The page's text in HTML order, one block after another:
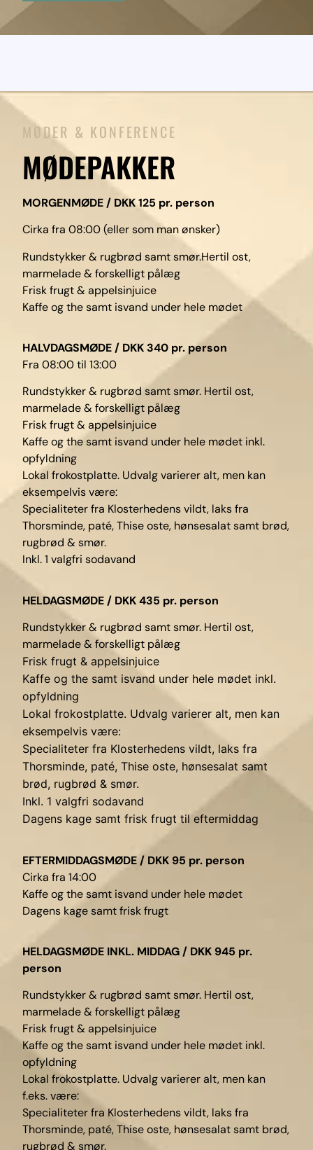
MØDER & KONFERENCE
MØDEPAKKER
MORGENMØDE / DKK 125 pr. person
Cirka fra 08:00 (eller som man ønsker)
Rundstykker & rugbrød samt smør.Hertil ost,
marmelade & forskelligt pålæg
Frisk frugt & appelsinjuice
Kaffe og the samt isvand under hele mødet
HALVDAGSMØDE / DKK 340 pr. person
Fra 08:00 til 13:00
Rundstykker & rugbrød samt smør. Hertil ost,
marmelade & forskelligt pålæg
Frisk frugt & appelsinjuice
Kaffe og the samt isvand under hele mødet inkl.
opfyldning
Lokal frokostplatte. Udvalg varierer alt, men kan
eksempelvis være:
Specialiteter fra Klosterhedens vildt, laks fra
Thorsminde, paté, Thise oste, hønsesalat samt brød,
rugbrød & smør.
Inkl. 1 valgfri sodavand
HELDAGSMØDE / DKK 435 pr. person
Rundstykker & rugbrød samt smør. Hertil ost,
marmelade & forskelligt pålæg
Frisk frugt & appelsinjuice
Kaffe og the samt isvand under hele mødet inkl.
opfyldning
Lokal frokostplatte. Udvalg varierer alt, men kan
eksempelvis være:
Specialiteter fra Klosterhedens vildt, laks fra
Thorsminde, paté, Thise oste, hønsesalat samt
brød, rugbrød & smør.
Inkl. 1 valgfri sodavand
Dagens kage samt frisk frugt til eftermiddag
EFTERMIDDAGSMØDE / DKK 95 pr. person
Cirka fra 14:00
Kaffe og the samt isvand under hele mødet
Dagens kage samt frisk frugt
HELDAGSMØDE INKL. MIDDAG / DKK 945 pr.
person
Rundstykker & rugbrød samt smør. Hertil ost,
marmelade & forskelligt pålæg
Frisk frugt & appelsinjuice
Kaffe og the samt isvand under hele mødet inkl.
opfyldning
Lokal frokostplatte. Udvalg varierer alt, men kan
f.eks. være:
Specialiteter fra Klosterhedens vildt, laks fra
Thorsminde, paté, Thise oste, hønsesalat samt brød,
rugbrød & smør.